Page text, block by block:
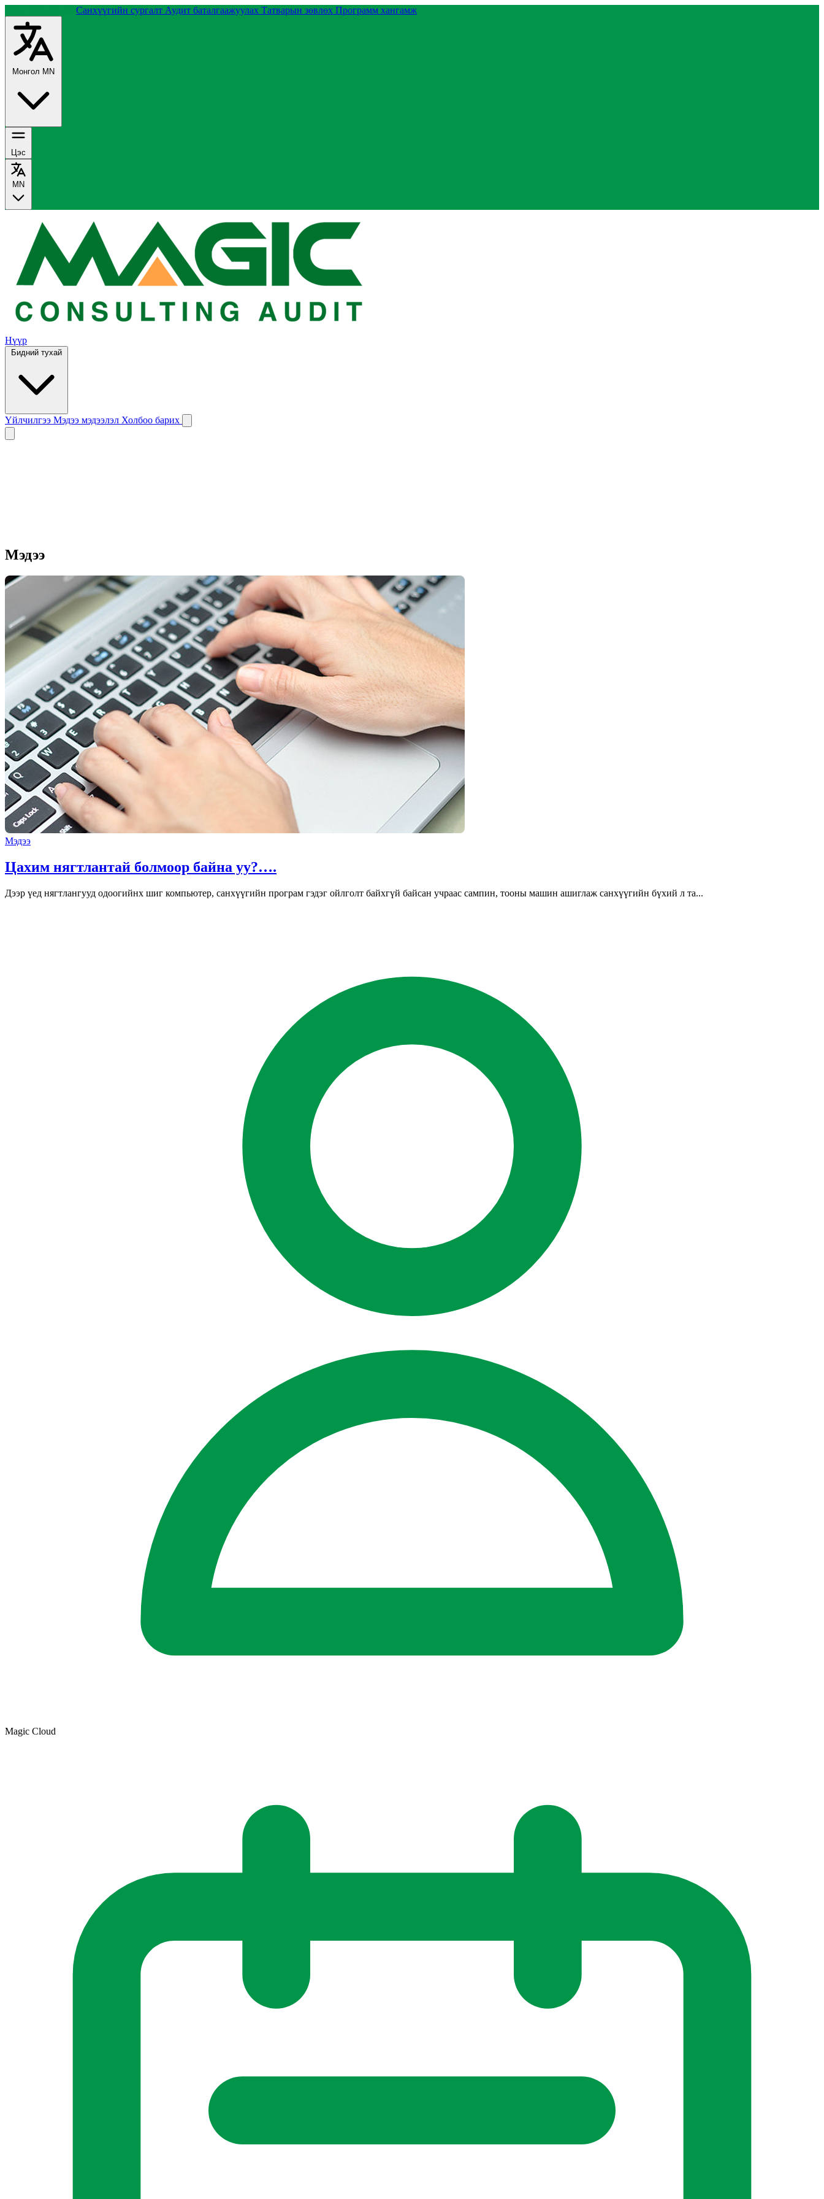
Санхүүгийн сургалт Аудит баталгаажуулах Татварын зөвлөх Программ хангамж
Монгол MN
Цэс
MN
Нүүр
Бидний тухай
Үйлчилгээ Мэдээ мэдээлэл Холбоо барих
Мэдээ
Мэдээ
Цахим нягтлантай болмоор байна уу?….
Дээр үед нягтлангууд одоогийнх шиг компьютер, санхүүгийн програм гэдэг ойлголт байхгүй байсан учраас сампин, тооны машин ашиглаж санхүүгийн бүхий л та...
Magic Cloud